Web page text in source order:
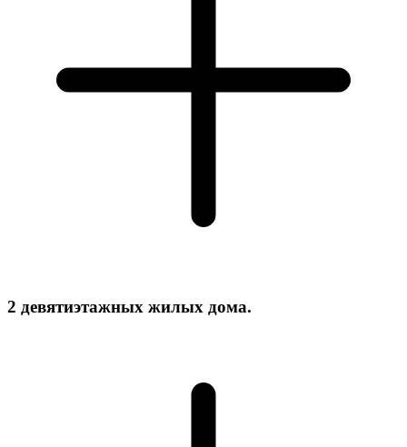
2 девятиэтажных жилых дома.